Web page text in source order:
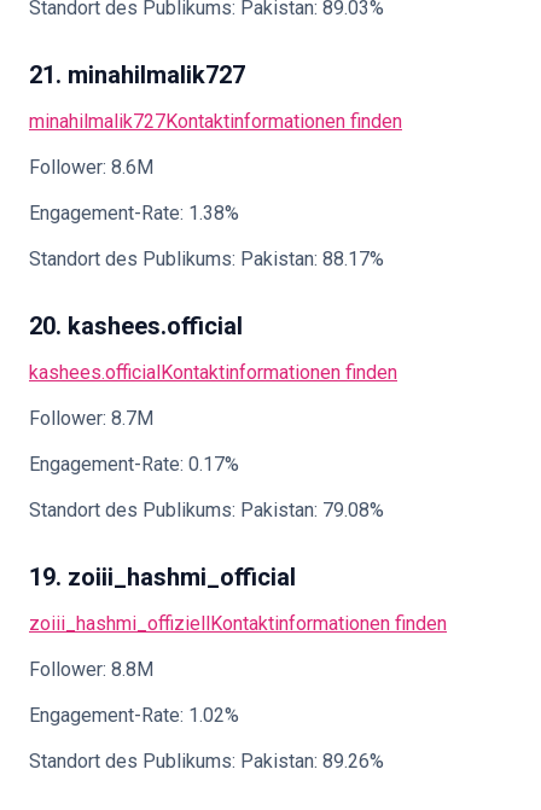
Standort des Publikums: Pakistan: 89.03%
21. minahilmalik727
minahilmalik727Kontaktinformationen finden
Follower: 8.6M
Engagement-Rate: 1.38%
Standort des Publikums: Pakistan: 88.17%
20. kashees.official
kashees.officialKontaktinformationen finden
Follower: 8.7M
Engagement-Rate: 0.17%
Standort des Publikums: Pakistan: 79.08%
19. zoiii_hashmi_official
zoiii_hashmi_offiziellKontaktinformationen finden
Follower: 8.8M
Engagement-Rate: 1.02%
Standort des Publikums: Pakistan: 89.26%